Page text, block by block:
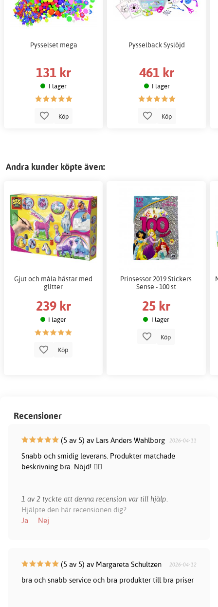
Pysselset mega
131 kr
I lager
Köp
Pysselback Syslöjd
461 kr
I lager
Köp
Andra kunder köpte även:
Gjut och måla hästar med
glitter
239 kr
I lager
Köp
Prinsessor 2019 Stickers
Sense - 100 st
25 kr
I lager
Köp
Recensioner
(5 av 5) av Lars Anders Wahlborg 2026-04-11
Snabb och smidig leverans. Produkter matchade
beskrivning bra. Nöjd! 👍🏻
1 av 2 tyckte att denna recension var till hjälp.
Hjälpte den här recensionen dig?
Ja
Nej
(5 av 5) av Margareta Schultzen 2026-04-12
bra och snabb service och bra produkter till bra priser